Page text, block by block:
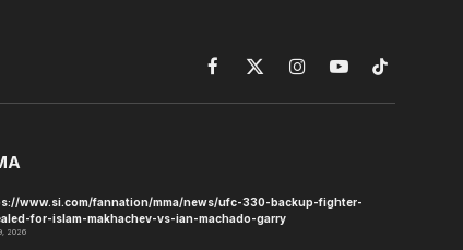
Facebook
X
(Twitter)
InstagramYouTubeTikTok
www.si.com/fannation/mma/news/ufc-330-backup-fighter-
for-islam-makhachev-vs-ian-machado-garry
2026